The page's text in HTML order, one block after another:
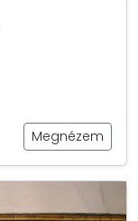
Megnézem